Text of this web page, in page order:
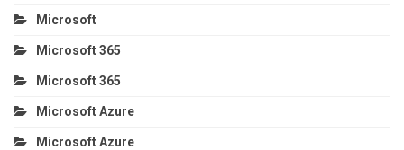
Microsoft
Microsoft 365
Microsoft 365
Microsoft Azure
Microsoft Azure